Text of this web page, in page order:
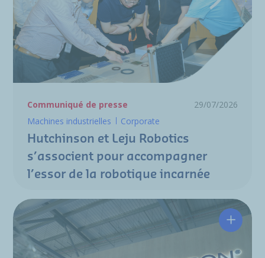
Communiqué de presse
29/07/2026
Machines industrielles
Corporate
Hutchinson et Leju Robotics
s’associent pour accompagner
l’essor de la robotique incarnée